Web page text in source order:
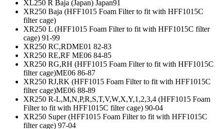
XL250 R Baja (Japan) Japan91
XR250 Baja (HFF1015 Foam Filter to fit with HFF1015C
filter cage)
XR250 L (HFF1015 Foam Filter to fit with HFF1015C filter
cage) 91-99
XR250 RC,RDME01 82-83
XR250 RE,RF ME06 84-85
XR250 RG,RH (HFF1015 Foam Filter to fit with HFF1015C
filter cage)ME06 86-87
XR250 RJ,RK (HFF1015 Foam Filter to fit with HFF1015C
filter cage)ME06 88-89
XR250 R-L,M,N,P,R,S,T,V,W,X,Y,1,2,3,4 (HFF1015 Foam
Filter to fit with HFF1015C filter cage) 90-04
XR250 Super (HFF1015 Foam Filter to fit with HFF1015C
filter cage) 97-04